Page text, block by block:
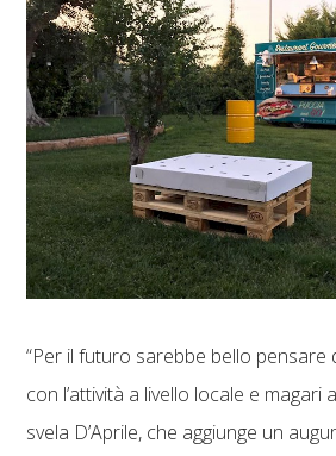
“Per il futuro sarebbe bello
con l’attività a livello locale e magari
svela D’Aprile, che aggiunge un